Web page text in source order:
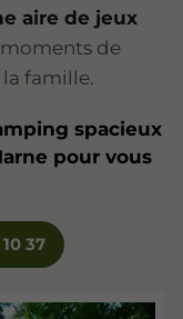
aire de jeux
de
famille.
spacieux
pour vous
37